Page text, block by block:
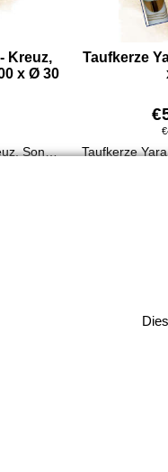
Kreuz,
x Ø 30
Taufkerze Tom Kenneth mit Kreuz, Sonne, Taube, Fische & Ranke. 400 x 30 mm, handverziert, aus 100 % Paraffin, personalisierbar mit Name & Taufdatum.
Taufkerze
€
€
Dienstag -